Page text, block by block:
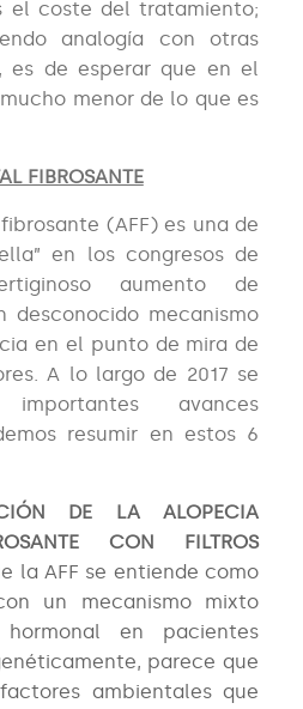
el coste del tratamiento;
analogía con otras
es de esperar que en el
menor de lo que es
FIBROSANTE
(AFF) es una de
en los congresos de
aumento de
desconocido mecanismo
en el punto de mira de
A lo largo de 2017 se
avances
resumir en estos 6
DE LA ALOPECIA
CON FILTROS
la AFF se entiende como
un mecanismo mixto
en pacientes
parece que
ambientales que